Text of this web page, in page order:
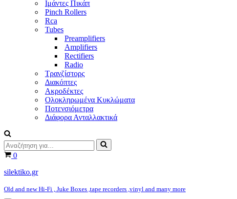
Ιμάντες Πικάπ
Pinch Rollers
Rca
Tubes
Preamplifiers
Amplifiers
Rectifiers
Radio
Τρανζίστορς
Διακόπτες
Ακροδέκτες
Ολοκληρωμένα Κυκλώματα
Ποτενσιόμετρα
Διάφορα Ανταλλακτικά
Αναζήτηση
για...Καλάθι
0
silektiko.gr
Old and new Hi-Fi , Juke Boxes ,tape recorders ,vinyl and many more